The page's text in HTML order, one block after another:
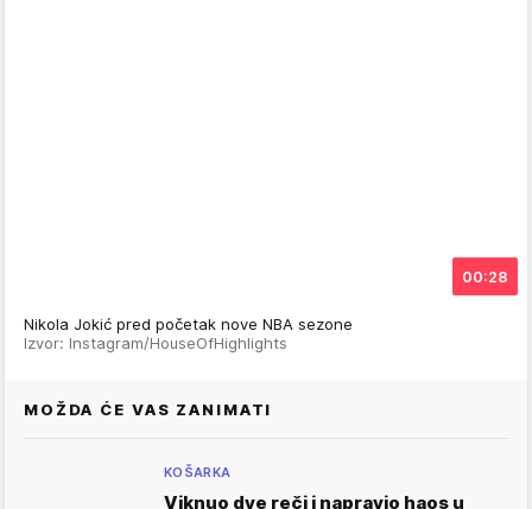
00:28
Nikola Jokić pred početak nove NBA sezone
Izvor: Instagram/HouseOfHighlights
MOŽDA ĆE VAS ZANIMATI
KOŠARKA
Viknuo dve reči i napravio haos u